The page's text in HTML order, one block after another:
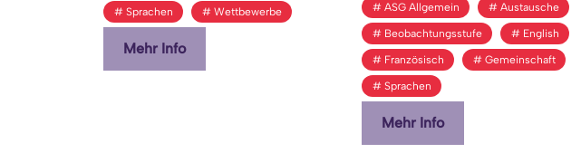
Sprachen Wettbewerbe
Mehr Info
ASG Allgemein Austausche
Beobachtungsstufe English
Französisch Gemeinschaft
Sprachen
Mehr Info